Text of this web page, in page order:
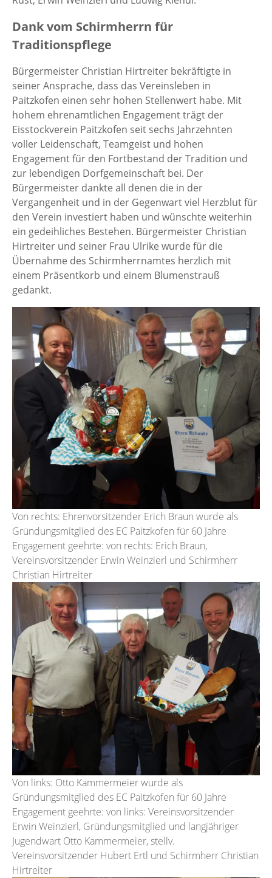
Dank vom Schirmherrn für
Traditionspflege
Bürgermeister Christian Hirtreiter bekräftigte in
seiner Ansprache, dass das Vereinsleben in
Paitzkofen einen sehr hohen Stellenwert habe. Mit
hohem ehrenamtlichen Engagement trägt der
Eisstockverein Paitzkofen seit sechs Jahrzehnten
voller Leidenschaft, Teamgeist und hohen
Engagement für den Fortbestand der Tradition und
zur lebendigen Dorfgemeinschaft bei. Der
Bürgermeister dankte all denen die in der
Vergangenheit und in der Gegenwart viel Herzblut für
den Verein investiert haben und wünschte weiterhin
ein gedeihliches Bestehen. Bürgermeister Christian
Hirtreiter und seiner Frau Ulrike wurde für die
Übernahme des Schirmherrnamtes herzlich mit
einem Präsentkorb und einem Blumenstrauß
gedankt.
Von rechts: Ehrenvorsitzender Erich Braun wurde als
Gründungsmitglied des EC Paitzkofen für 60 Jahre
Engagement geehrte: von rechts: Erich Braun,
Vereinsvorsitzender Erwin Weinzierl und Schirmherr
Christian Hirtreiter
Von links: Otto Kammermeier wurde als
Gründungsmitglied des EC Paitzkofen für 60 Jahre
Engagement geehrte: von links: Vereinsvorsitzender
Erwin Weinzierl, Gründungsmitglied und langjähriger
Jugendwart Otto Kammermeier, stellv.
Vereinsvorsitzender Hubert Ertl und Schirmherr Christian
Hirtreiter